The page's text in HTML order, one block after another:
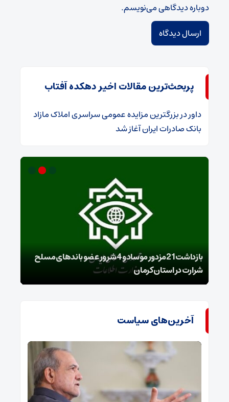
دوباره دیدگاهی می‌نویسم.
پربحث‌ترین مقالات اخیر دهکده آفتاب
داوردر​بزرگترین مزایده عمومی سراسری املاک مازاد
بانک صادرات ایران آغاز شد
بازداشت 21مزدور موساد و 4 شرور عضو باندهای مسلح
شرارت در استان کرمان
آخرین‌های سیاست